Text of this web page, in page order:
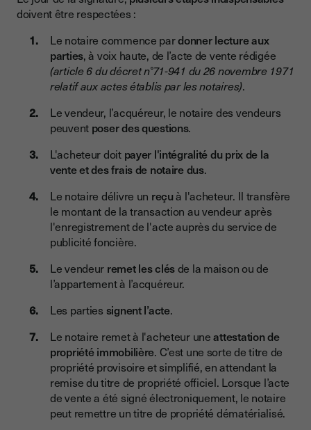
doivent être respectées :
Le notaire commence pardonner lecture aux
parties, à voix haute, de l’acte de vente rédigée
(article 6 du décret n°71-941 du 26 novembre 1971
relatif aux actes établis par les notaires).
Le vendeur, l’acquéreur, le notaire des vendeurs
peuvent poser des questions.
L'acheteur doit payer l'intégralité du prix de la
vente et des frais de notaire dus.
Le notaire délivre un reçuà l'acheteur. Il transfère
le montant de la transaction au vendeur après
l'enregistrement de l'acte auprès du service de
publicité foncière.
Le vendeur remet les clésde la maison ou de
l’appartement à l’acquéreur.
Les parties signent l’acte.
Le notaire remet à l'acheteur uneattestation de
propriété immobilière. C’est une sorte de titre de
propriété provisoire et simplifié, en attendant la
remise du titre de propriété officiel. Lorsque l’acte
de vente a été signé électroniquement, le notaire
peut remettre un titre de propriété dématérialisé.